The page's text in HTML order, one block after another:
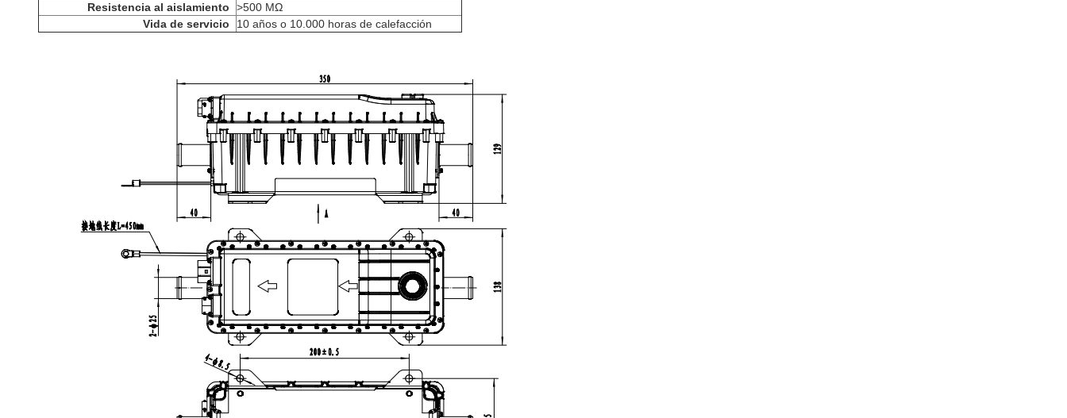
Resistencia al aislamiento
>500 MΩ
Vida de servicio
10 años o 10.000 horas de calefacción